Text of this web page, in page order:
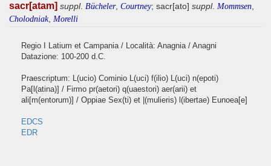
sacr[atam] suppl. Bücheler, Courtney; sacr[ato] suppl. Mommsen
Cholodniak, Morelli
Regio I Latium et Campania / Località: Anagnia / Anagni
Datazione: 100-200 d.C.
Praescriptum: L(ucio) Cominio L(uci) f(ilio) L(uci) n(epoti)
Pa[l(atina)] / Firmo pr(aetori) q(uaestori) aer(arii) et
ali[m(entorum)] / Oppiae Sex(ti) et |(mulieris) l(ibertae) Eunoea[e]
EDCS
EDR